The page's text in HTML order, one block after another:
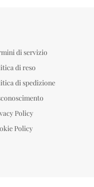
di servizio
di reso
di spedizione
Policy
Policy